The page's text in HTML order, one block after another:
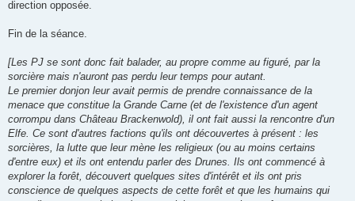
direction opposée.
Fin de la séance.
[Les PJ se sont donc fait balader, au propre comme au figuré, par la
sorcière mais n'auront pas perdu leur temps pour autant.
Le premier donjon leur avait permis de prendre connaissance de la
menace que constitue la Grande Carne (et de l'existence d'un agent
corrompu dans Château Brackenwold), il ont fait aussi la rencontre d'un
Elfe. Ce sont d'autres factions qu'ils ont découvertes à présent : les
sorcières, la lutte que leur mène les religieux (ou au moins certains
d'entre eux) et ils ont entendu parler des Drunes. Ils ont commencé à
explorer la forêt, découvert quelques sites d'intérêt et ils ont pris
conscience de quelques aspects de cette forêt et que les humains qui